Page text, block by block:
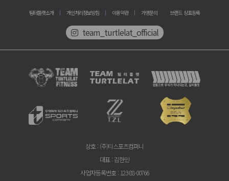
팀터틀랫소개 개인처리정보방침 이용약관 가맹문의 브랜드 상표등록
team_turtlelat_official
상호 : (주)티스포츠컴퍼니
대표 : 김한민
사업자등록번호 : 123-88-00766